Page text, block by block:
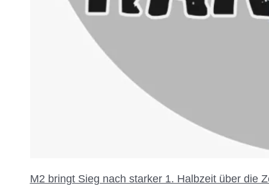
M2 bringt Sieg nach starker 1. Halbzeit über die